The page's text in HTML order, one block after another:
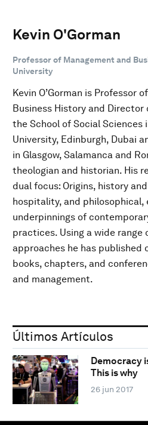
Kevin O'Gorman
Professor of Management and
University
Kevin O’Gorman is Professor
Business History and
the School of Social Sciences
University, Edinburgh, Dubai
in Glasgow, Salamanca and
theologian and historian. His
dual focus: Origins, history
hospitality, and
underpinnings of
practices. Using a wide range
approaches he has published
books, chapters, and
and management.
Últimos Artículos
Democracy
This is why
26 jun 2017